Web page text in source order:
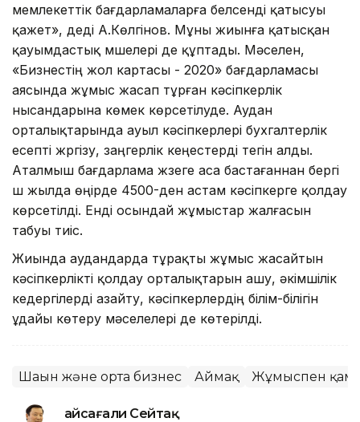
мемлекеттік бағдарламаларға белсенді қатысуы
қажет», деді А.Көлгінов. Мұны жиынға қатысқан
қауымдастық мүшелері де құптады. Мәселен,
«Бизнестің жол картасы - 2020» бағдарламасы
аясында жұмыс жасап тұрған кәсіпкерлік
нысандарына көмек көрсетілуде. Аудан
орталықтарында ауыл кәсіпкерлері бухгалтерлік
есепті жүргізу, заңгерлік кеңестерді тегін алды.
Аталмыш бағдарлама жүзеге аса бастағаннан бергі
үш жылда өңірде 4500-ден астам кәсіпкерге қолдау
көрсетілді. Енді осындай жұмыстар жалғасын
табуы тиіс.
Жиында аудандарда тұрақты жұмыс жасайтын
кәсіпкерлікті қолдау орталықтарын ашу, әкімшілік
кедергілерді азайту, кәсіпкерлердің білім-білігін
ұдайы көтеру мәселелері де көтерілді.
Шағын және орта бизнес Аймақ Жұмыспен
Ғайсағали Сейтақ